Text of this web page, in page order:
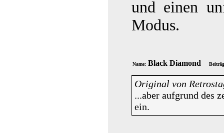
und einen
Modus.
Name: Black Diamond
Original von
...aber aufgrund des
ein.